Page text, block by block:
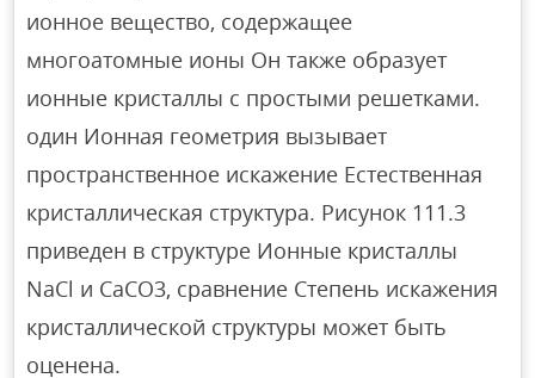
ионное вещество, содержащее
многоатомные ионы Он также образует
ионные кристаллы с простыми решетками.
один Ионная геометрия вызывает
пространственное искажение Естественная
кристаллическая структура. Рисунок 111.3
приведен в структуре Ионные кристаллы
NaCl и CaCO3, сравнение Степень искажения
кристаллической структуры может быть
оценена.